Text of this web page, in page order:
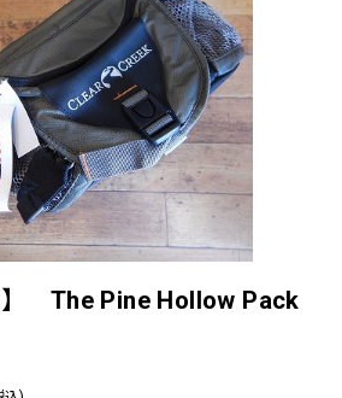
】 The Pine Hollow Pack